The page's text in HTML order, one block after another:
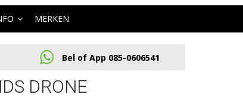
MERKEN
Bel of App 085-0606541
DRONE